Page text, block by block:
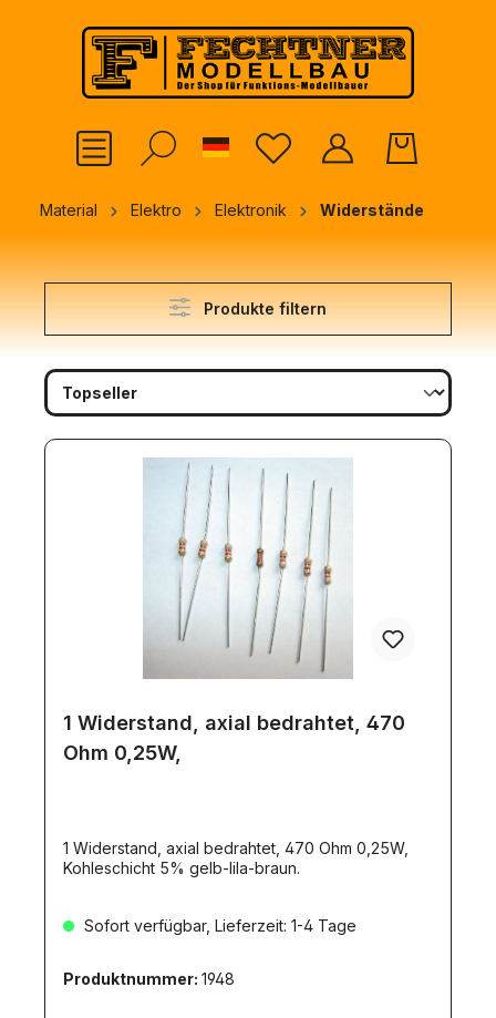
springen
German
Material Elektro Elektronik Widerstände
Produkte filtern
1 Widerstand, axial bedrahtet, 470
Ohm 0,25W,
1 Widerstand, axial bedrahtet, 470 Ohm 0,25W,
Kohleschicht 5% gelb-lila-braun.
Sofort verfügbar, Lieferzeit: 1-4 Tage
Produktnummer: 1948